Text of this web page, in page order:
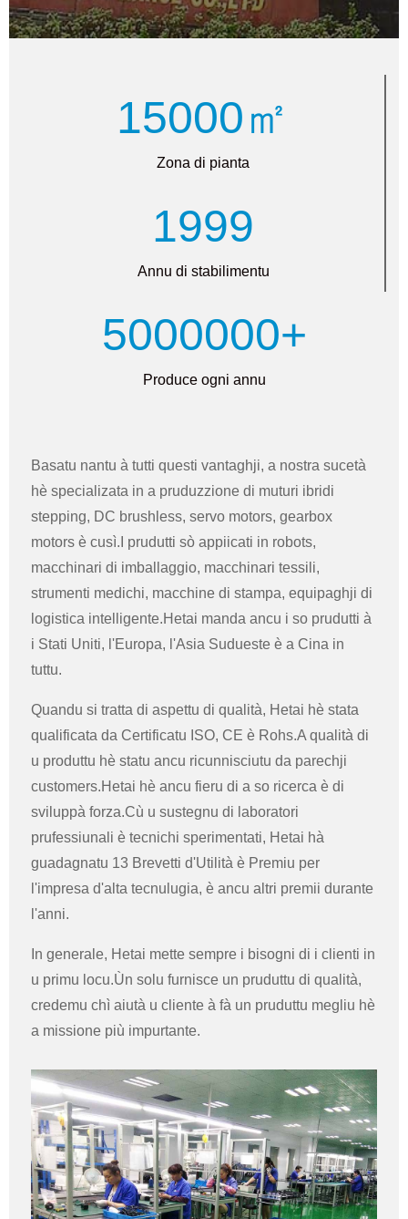
15000㎡
Zona di pianta
1999
Annu di stabilimentu
5000000+
Produce ogni annu
Basatu nantu à tutti questi vantaghji, a nostra sucetà
hè specializata in a pruduzzione di muturi ibridi
stepping, DC brushless, servo motors, gearbox
motors è cusì.I prudutti sò appiicati in robots,
macchinari di imballaggio, macchinari tessili,
strumenti medichi, macchine di stampa, equipaghji di
logistica intelligente.Hetai manda ancu i so prudutti à
i Stati Uniti, l'Europa, l'Asia Sudueste è a Cina in
tuttu.
Quandu si tratta di aspettu di qualità, Hetai hè stata
qualificata da Certificatu ISO, CE è Rohs.A qualità di
u produttu hè statu ancu ricunnisciutu da parechji
customers.Hetai hè ancu fieru di a so ricerca è di
sviluppà forza.Cù u sustegnu di laboratori
prufessiunali è tecnichi sperimentati, Hetai hà
guadagnatu 13 Brevetti d'Utilità è Premiu per
l'impresa d'alta tecnulugia, è ancu altri premii durante
l'anni.
In generale, Hetai mette sempre i bisogni di i clienti in
u primu locu.Ùn solu furnisce un pruduttu di qualità,
credemu chì aiutà u cliente à fà un pruduttu megliu hè
a missione più impurtante.